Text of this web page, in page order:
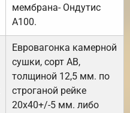
мембрана- Ондутис
А100.
Евровагонка камерной
сушки, сорт АВ,
толщиной 12,5 мм. по
строганой рейке
20х40+/-5 мм. либо